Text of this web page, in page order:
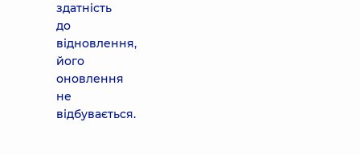
здатність
до
відновлення,
його
оновлення
не
відбувається.